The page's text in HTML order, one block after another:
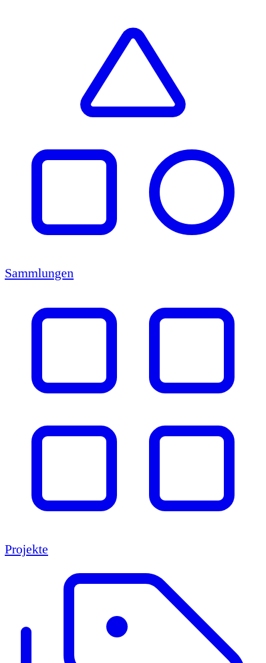
Sammlungen
Projekte